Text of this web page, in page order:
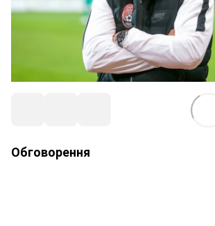
Обговорення